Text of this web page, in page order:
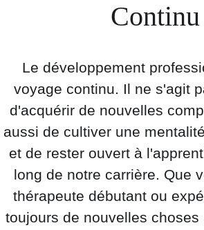
Continu
Le développement
voyage continu. Il ne s'agit
d'acquérir de nouvelles
aussi de cultiver une
et de rester ouvert à
long de notre carrière. Que
thérapeute débutant ou
toujours de nouvelles choses